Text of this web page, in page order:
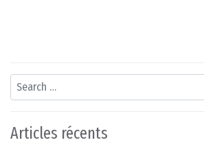
Search
Articles récents